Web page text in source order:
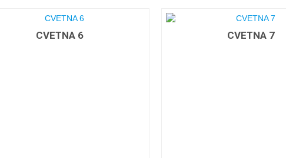
CVETNA 6 CVETNA 7